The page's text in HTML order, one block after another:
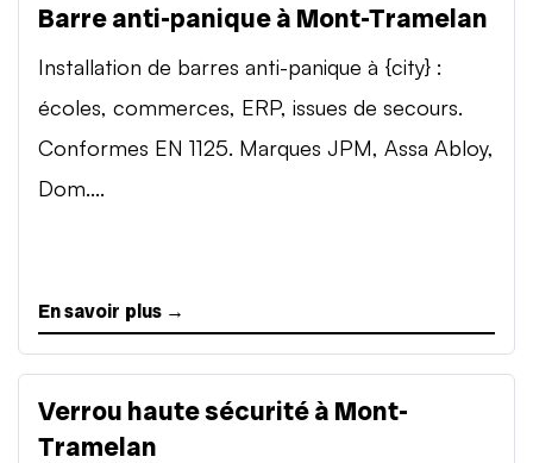
Barre anti-panique à Mont-Tramelan
Installation de barres anti-panique à {city} :
écoles, commerces, ERP, issues de secours.
Conformes EN 1125. Marques JPM, Assa Abloy,
Dom....
En savoir plus →
Verrou haute sécurité à Mont-
Tramelan